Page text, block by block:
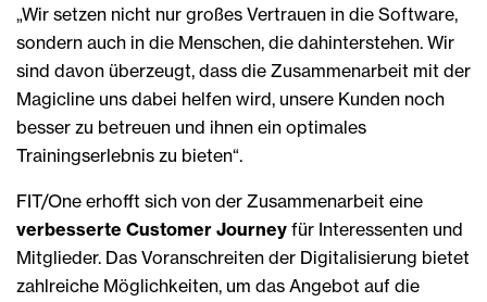
„Wir setzen nicht nur großes Vertrauen in die Software,
sondern auch in die Menschen, die dahinterstehen. Wir
sind davon überzeugt, dass die Zusammenarbeit mit der
Magicline uns dabei helfen wird, unsere Kunden noch
besser zu betreuen und ihnen ein optimales
Trainingserlebnis zu bieten“.
FIT/One erhofft sich von der Zusammenarbeit eine
verbesserte Customer Journey für Interessenten und
Mitglieder. Das Voranschreiten der Digitalisierung bietet
zahlreiche Möglichkeiten, um das Angebot auf die